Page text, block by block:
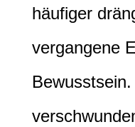
häufiger
vergangene